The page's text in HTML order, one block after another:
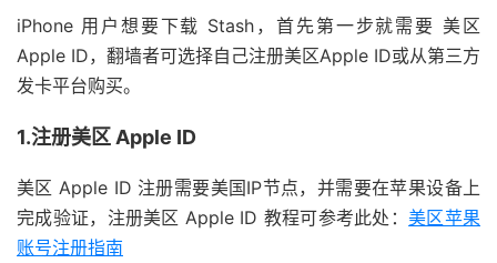
iPhone 用户想要下载 Stash，首先第一步就需要 美区
Apple ID，翻墙者可选择自己注册美区Apple ID或从第三方
发卡平台购买。
1.注册美区 Apple ID
美区 Apple ID 注册需要美国IP节点，并需要在苹果设备上
完成验证，注册美区 Apple ID 教程可参考此处：美区苹果
账号注册指南